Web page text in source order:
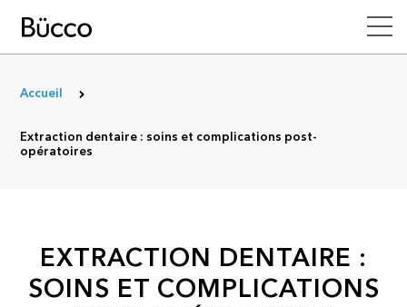
Accueil
Extraction dentaire : soins et complications post-
opératoires
EXTRACTION DENTAIRE :
SOINS ET COMPLICATIONS